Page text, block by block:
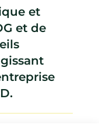
et
et de